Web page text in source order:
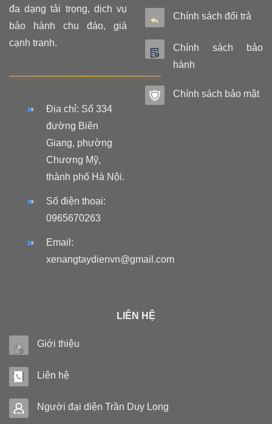
đa dạng tải trọng, dịch vụ
bảo hành chu đáo, giá
cạnh tranh.
Địa chỉ: Số 334
đường Biên
Giang, phường
Chương Mỹ,
thành phố Hà Nội.
Số điện thoại:
0965670263
Email:
xenangtaydienvn@gmail.com
Chính sách đổi trả
Chính sách bảo
hành
Chính sách bảo mật
LIÊN HỆ
Giới thiệu
Liên hệ
Người đại diện Trần Duy Long